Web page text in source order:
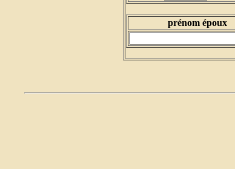
prénom époux